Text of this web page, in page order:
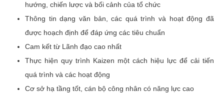
hướng, chiến lược và bối cảnh của tổ chức
Thông tin dạng văn bản, các quá trình và hoạt động đã
được hoạch định để đáp ứng các tiêu chuẩn
Cam kết từ Lãnh đạo cao nhất
Thực hiện quy trình Kaizen một cách hiệu lực để cải tiến
quá trình và các hoạt động
Cơ sở hạ tầng tốt, cán bộ công nhân có năng lực cao